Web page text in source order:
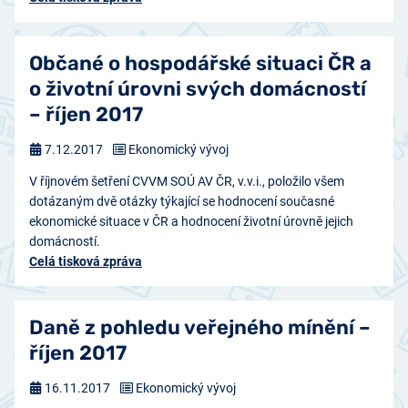
Občané o hospodářské situaci ČR a
o životní úrovni svých domácností
– říjen 2017
V říjnovém šetření CVVM SOÚ AV ČR, v.v.i., položilo všem
dotázaným dvě otázky týkající se hodnocení současné
ekonomické situace v ČR a hodnocení životní úrovně jejich
domácností.
Celá tisková zpráva
7.12.2017 Ekonomický vývoj
Daně z pohledu veřejného mínění –
říjen 2017
16.11.2017 Ekonomický vývoj